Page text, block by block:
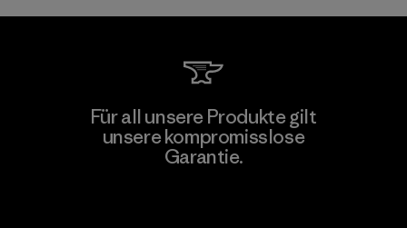
Für all unsere Produkte gilt
unsere kompromisslose
Garantie.